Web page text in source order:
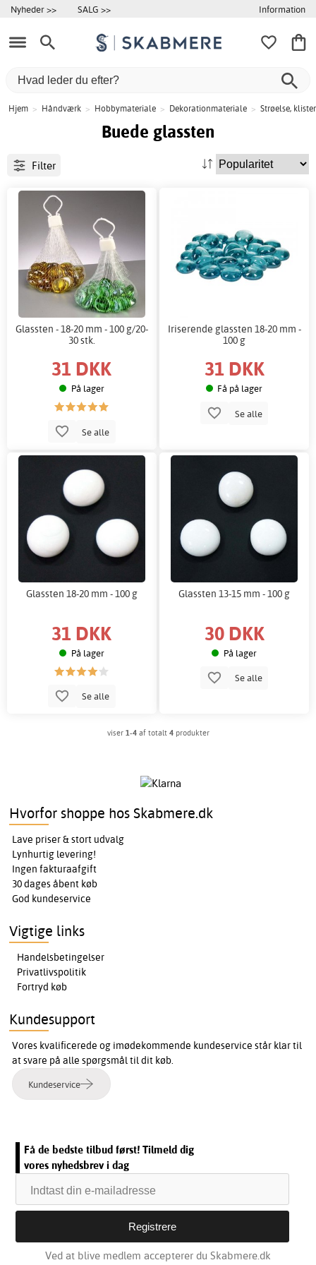
Nyheder >> SALG >> Information
Hjem > Håndværk > Hobbymateriale > Dekorationmateriale > Strøelse,
Buede glassten
Filter
Glassten - 18-20 mm - 100 g/20-
30 stk.
31 DKK
På lager
Se alle
Iriserende glassten 18-20 mm -
100 g
31 DKK
Få på lager
Se alle
Glassten 18-20 mm - 100 g
31 DKK
På lager
Se alle
Glassten 13-15 mm - 100 g
30 DKK
På lager
Se alle
viser 1-4af totalt 4produkter
Hvorfor shoppe hos Skabmere.dk
Lave priser & stort udvalg
Lynhurtig levering!
Ingen fakturaafgift
30 dages åbent køb
God kundeservice
Vigtige links
Handelsbetingelser
Privatlivspolitik
Fortryd køb
Kundesupport
Vores kvalificerede og imødekommende kundeservice står klar til
at svare på alle spørgsmål til dit køb.
Kundeservice
Få de bedste tilbud først! Tilmeld dig
vores nyhedsbrev i dag
Ved at blive medlem accepterer du Skabmere.dk